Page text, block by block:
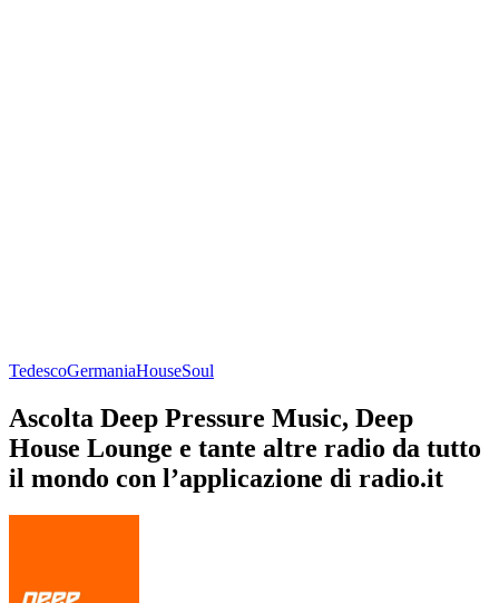
TedescoGermaniaHouseSoul
Ascolta Deep Pressure Music, Deep
House Lounge e tante altre radio da tutto
il mondo con l’applicazione di radio.it